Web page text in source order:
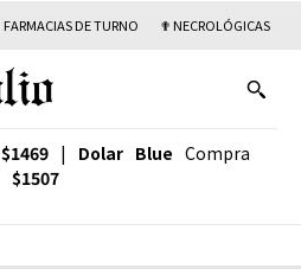
FARMACIAS DE TURNO ✟ NECROLÓGICAS
$1469 | Dolar Blue Compra
$1507